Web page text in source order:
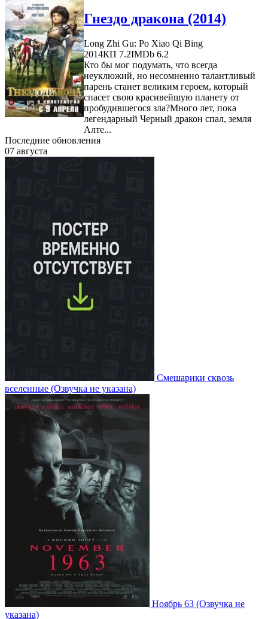
Гнездо дракона (2014)
Long Zhi Gu: Po Xiao Qi Bing
2014КП 7.2IMDb 6.2
Кто бы мог подумать, что всегда
неуклюжий, но несомненно талантливый
парень станет великим героем, который
спасет свою красивейшую планету от
пробудившегося зла?Много лет, пока
легендарный Черный дракон спал, земля
Алте...
Последние обновления
07 августа
Смешарики сквозь
вселенные (Озвучка не указана)
Ноябрь 63 (Озвучка не
указана)